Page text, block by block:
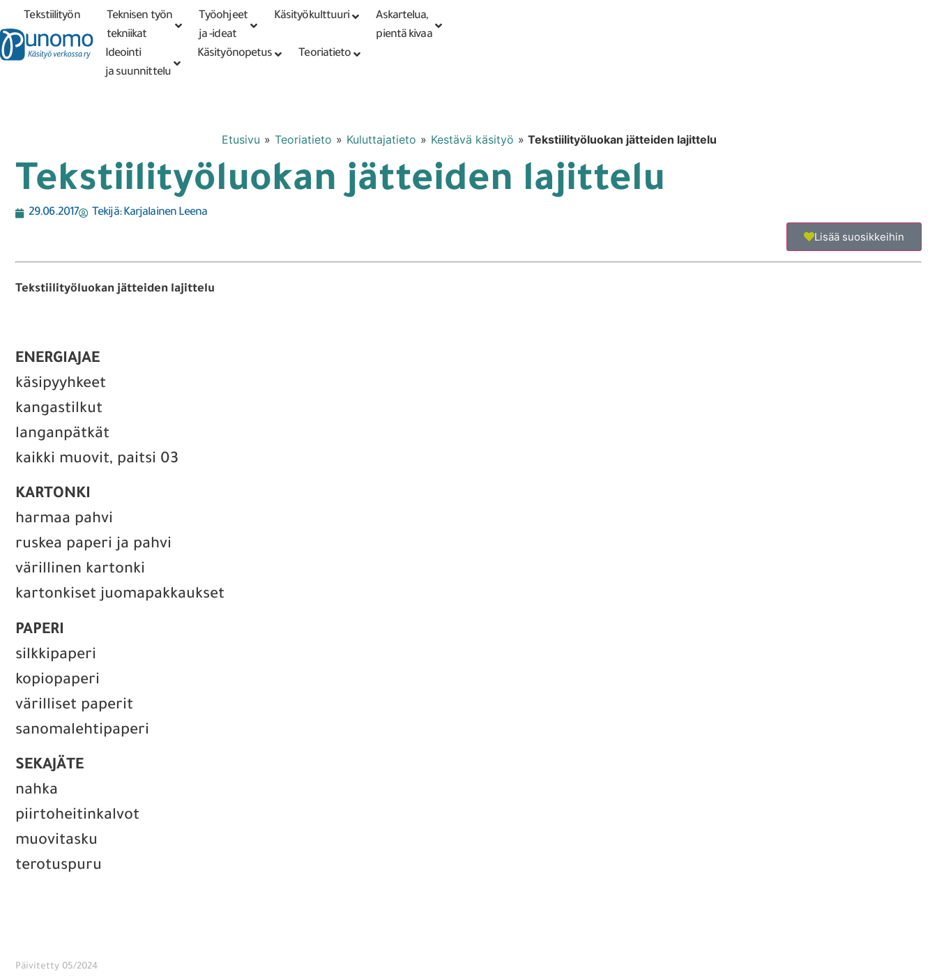
Tarkennettu PunomoputiikkiKirjaudu tai
rekisteröidy
Tekstiilityön
tekniikat
Teknisen työn
tekniikat
Työohjeet
ja -ideat
Käsityökulttuuri
Askartelua,
pientä kivaa
Ideointi
ja suunnittelu
Käsityönopetus Teoriatieto
Etusivu » Teoriatieto » Kuluttajatieto » Kestävä käsityö » Tekstiilityöluokan jätteiden lajittelu
Tekstiilityöluokan jätteiden lajittelu
29.06.2017 Tekijä:Karjalainen Leena
Lisää suosikkeihin
Tekstiilityöluokan jätteiden lajittelu
ENERGIAJAE
käsipyyhkeet
kangastilkut
langanpätkät
kaikki muovit, paitsi 03
KARTONKI
harmaa pahvi
ruskea paperi ja pahvi
värillinen kartonki
kartonkiset juomapakkaukset
PAPERI
silkkipaperi
kopiopaperi
värilliset paperit
sanomalehtipaperi
SEKAJÄTE
nahka
piirtoheitinkalvot
muovitasku
terotuspuru
Päivitetty 05/2024